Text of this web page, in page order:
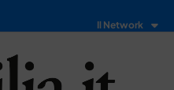
Il Network